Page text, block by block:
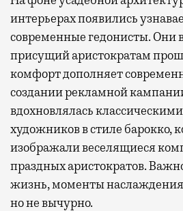
интерьерах появились
современные гедонисты. Они
присущий аристократам
комфорт дополняет
создании рекламной
вдохновлялась
художников в стиле барокко,
изображали веселящиеся
праздных аристократов.
жизнь, моменты наслаждения,
но не вычурно.